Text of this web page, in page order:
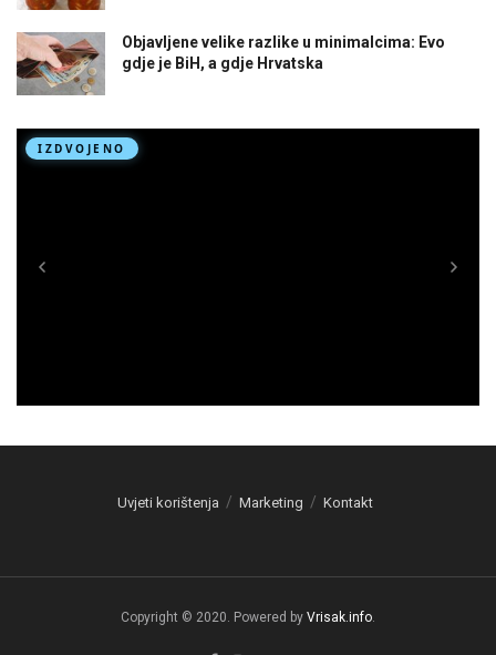
Objavljene velike razlike u minimalcima: Evo
gdje je BiH, a gdje Hrvatska
Uvjeti korištenja Marketing Kontakt
Copyright © 2020. Powered by Vrisak.info.